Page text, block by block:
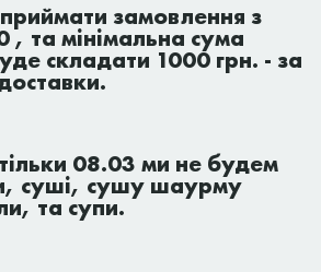
замовлення з
, та мінімальна сума
складати 1000 грн. - за
08.03 ми не будем
суші, сушу шаурму
та супи.